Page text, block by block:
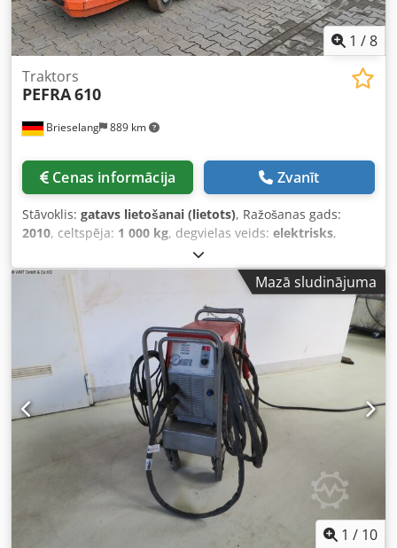
1 /8
Brieselang 889 km
Traktors
PEFRA610
Cenas informācija Zvanīt
Stāvoklis: gatavs lietošanai (lietots), Ražošanas gads:
2010, celtspēja: 1 000 kg, degvielas veids: elektrisks,
apgaismojums, piekabes sakabe, priekšējais
aizsargs, Elektriskais transportvilcējs ar piekabi un
lādētāju, ātrums 6 km/h, kravnesība 1000 kg, piekabes
kravnesība 2000 kg. Dsdpfx Aljrai D Ej Aekr
Mazā sludinājuma
1 / 10